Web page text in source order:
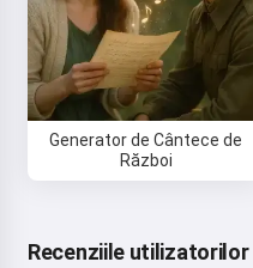
Generator de Cântece de
Război
Recenziile utilizatorilor